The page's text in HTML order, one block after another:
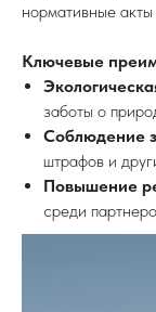
нормативные
Ключевые
заботы о
Соблюдение
штрафов и
Повышение
среди